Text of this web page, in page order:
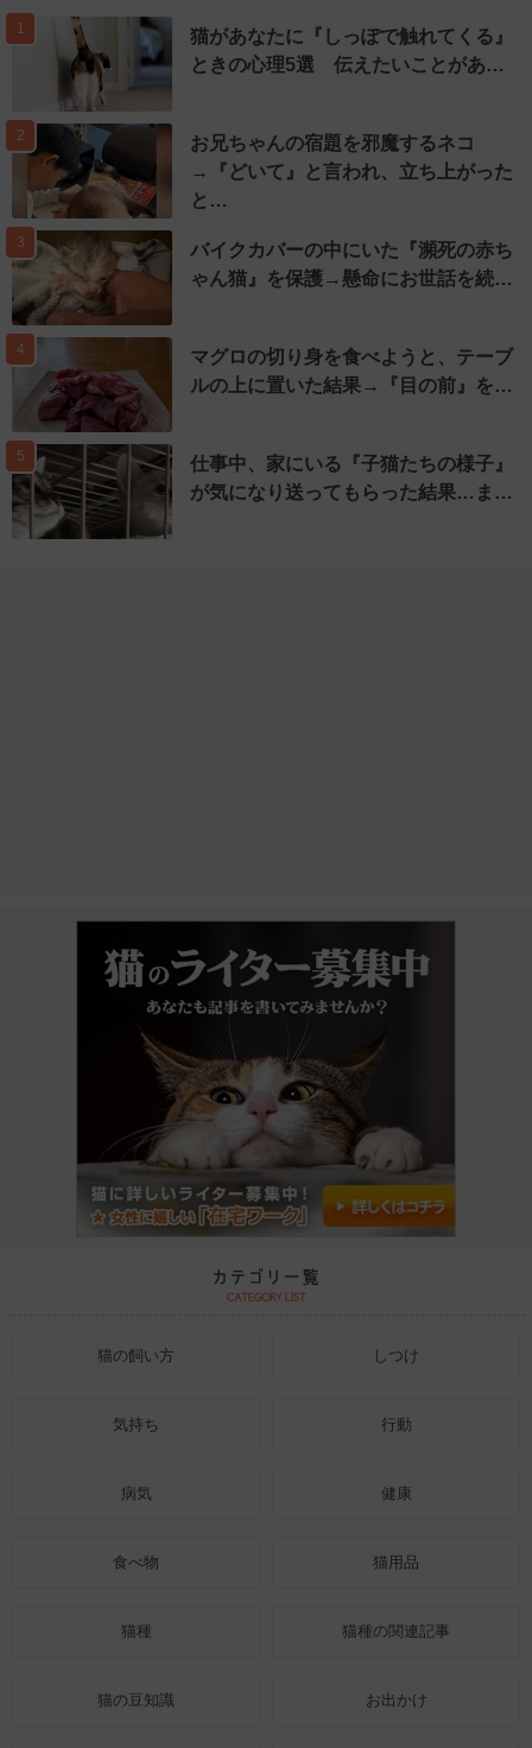
1
猫があなたに『しっぽで触れてくる』
ときの心理5選 伝えたいことがあ…
2
お兄ちゃんの宿題を邪魔するネコ
→『どいて』と言われ、立ち上がった
と…
3
バイクカバーの中にいた『瀕死の赤ち
ゃん猫』を保護→懸命にお世話を続…
4
マグロの切り身を食べようと、テーブ
ルの上に置いた結果→『目の前』を…
5
仕事中、家にいる『子猫たちの様子』
が気になり送ってもらった結果…ま…
猫の飼い方 しつけ
気持ち 行動
病気 健康
食べ物 猫用品
猫種 猫種の関連記事
猫の豆知識 お出かけ